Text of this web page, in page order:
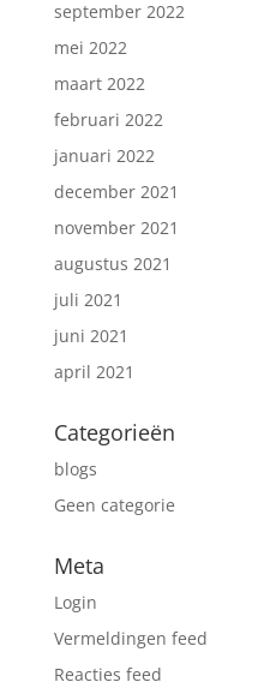
september 2022
mei 2022
maart 2022
februari 2022
januari 2022
december 2021
november 2021
augustus 2021
juli 2021
juni 2021
april 2021
Categorieën
blogs
Geen categorie
Meta
Login
Vermeldingen feed
Reacties feed